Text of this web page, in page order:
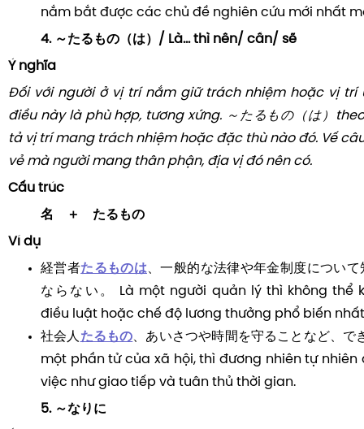
nắm bắt được các chủ đề nghiên cứu mới nhất
4. ～たるもの（は）/ Là... thì nên/ cần/ sẽ
Ý nghĩa
Đối với người ở vị trí nắm giữ trách nhiệm hoặc vị trí
điều này là phù hợp, tương xứng. ～たるもの（は）
tả vị trí mang trách nhiệm hoặc đặc thù nào đó. Vế
vẻ mà người mang thân phận, địa vị đó nên có.
Cấu trúc
名 ＋ たるもの
Ví dụ
経営者たるものは、一般的な法律や年金制度につい
ならない。 Là một người quản lý thì không thể
điều luật hoặc chế độ lương thưởng phổ biến
社会人 たるもの、あいさつや時間を守ることなど、で
một phần tử của xã hội, thì đương nhiên tự nhiên
việc như giao tiếp và tuân thủ thời gian.
5. ～なりに